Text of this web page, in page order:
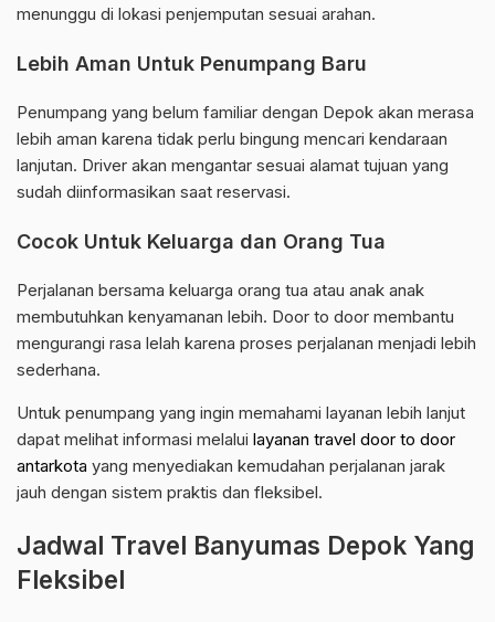
menunggu di lokasi penjemputan sesuai arahan.
Lebih Aman Untuk Penumpang Baru
Penumpang yang belum familiar dengan Depok akan merasa
lebih aman karena tidak perlu bingung mencari kendaraan
lanjutan. Driver akan mengantar sesuai alamat tujuan yang
sudah diinformasikan saat reservasi.
Cocok Untuk Keluarga dan Orang Tua
Perjalanan bersama keluarga orang tua atau anak anak
membutuhkan kenyamanan lebih. Door to door membantu
mengurangi rasa lelah karena proses perjalanan menjadi lebih
sederhana.
Untuk penumpang yang ingin memahami layanan lebih lanjut
dapat melihat informasi melalui layanan travel door to door
antarkota yang menyediakan kemudahan perjalanan jarak
jauh dengan sistem praktis dan fleksibel.
Jadwal Travel Banyumas Depok Yang
Fleksibel